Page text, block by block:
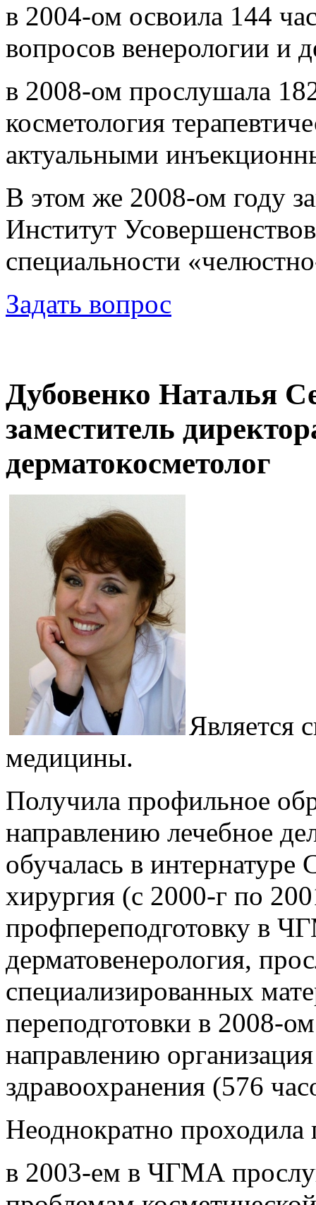
в 2004-ом освоила 144
вопросов венерологии и
в 2008-ом прослушала
косметология
актуальными
В этом же 2008-ом году
Институт
специальности
Задать вопрос
Дубовенко Наталья
заместитель
дерматокосметолог
Является
медицины.
Получила профильное
направлению лечебное
обучалась в
хирургия (с 2000-г по
профпереподготовку в
дерматовенерология,
специализированных
переподготовки в 2008-
направлению
здравоохранения (576
Неоднократно
в 2003-ем в ЧГМА